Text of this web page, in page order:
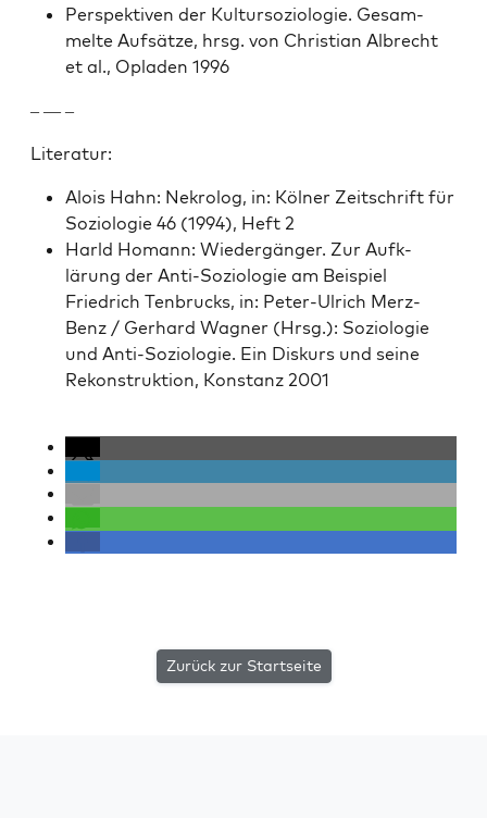
Per­spek­tiv­en der Kul­tur­sozi­olo­gie. Gesam­
melte Auf­sätze, hrsg. von Chris­t­ian Albrecht
et al., Opladen 1996
– — –
Lit­er­atur:
Alois Hahn: Nekrolog, in: Köl­ner Zeitschrift für
Sozi­olo­gie 46 (1994), Heft 2
Harld Homann: Wiedergänger. Zur Aufk­
lärung der Anti-Sozi­olo­gie am Beispiel
Friedrich Ten­brucks, in: Peter-Ulrich Merz-
Benz / Ger­hard Wag­n­er (Hrsg.): Sozi­olo­gie
und Anti-Sozi­olo­gie. Ein Diskurs und seine
Rekon­struk­tion, Kon­stanz 2001
Zurück zur Startseite